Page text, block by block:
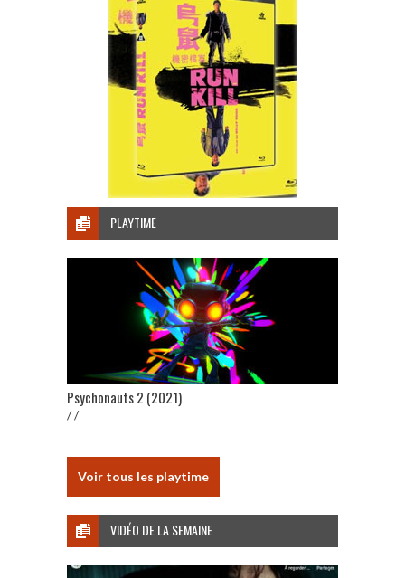
PLAYTIME
Psychonauts 2 (2021)
/ /
Voir tous les playtime
VIDÉO DE LA SEMAINE